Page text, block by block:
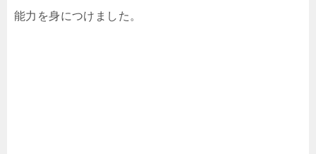
能力を身につけました。